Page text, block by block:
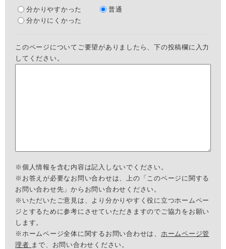
分かりやすかった
普通
分かりにくかった
このページについてご要望がありましたら、下の投稿欄に入力
してください。
※個人情報を含む内容は記入しないでください。
※お答えが必要なお問い合わせは、上の「このページに関する
お問い合わせ先」からお問い合わせください。
※いただいたご意見は、より分かりやすく役に立つホームペー
ジとするために参考にさせていただきますのでご協力をお願い
します。
※ホームページ全体に関するお問い合わせは、 ホームページ管
理者 まで、お問い合わせください。